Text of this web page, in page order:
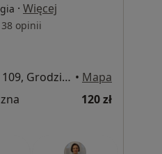
· Więcej
38 opinii
Obrońców Getta 13/17 lok. 109, Grodzisk Mazowiecki • Mapa
120 zł